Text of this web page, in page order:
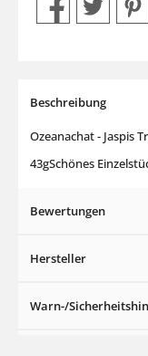
Beschreibung
Ozeanachat - Jaspis
43gSchönes
Bewertungen
Hersteller
Warn-/